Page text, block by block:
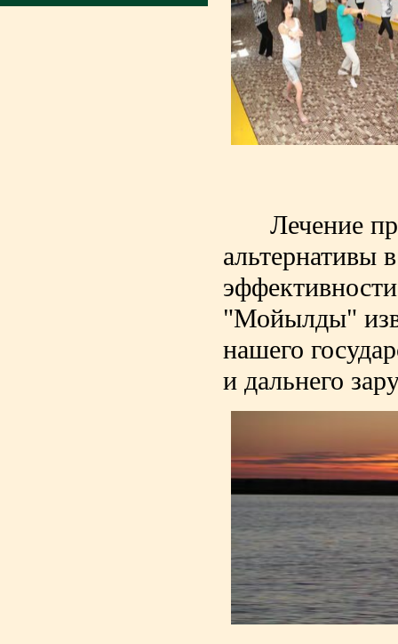
Лечение
альтернативы
"Мойылды"
нашего
и дальнего